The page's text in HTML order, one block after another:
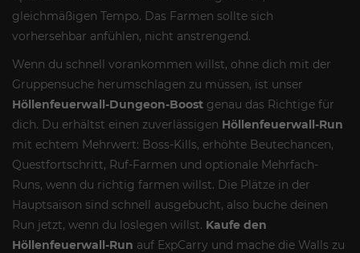
gleichmäßigen Tempo. Das Farmen sollte sich
vorhersehbar anfühlen, nicht anstrengend.
Wenn du schnell vorankommen willst, ohne dich mit der
Gruppensuche herumschlagen zu müssen, ist unser
Höllenfeuerwall-Dungeon-Boost genau das Richtige für
dich. Du erhältst einen zuverlässigen Höllenfeuerwall-Run
mit echtem Mehrwert: Boss-Kills, erhöhte Beutechancen,
Questfortschritt, Ruf-Farmen und optionale Mehrfach-
Runs, wenn du richtig farmen willst. Die Plätze in der
Hauptsaison sind schnell ausgebucht, also buche deinen
Run jetzt, wenn du loslegen willst. Kaufe den
Höllenfeuerwall-Run auf ExpCarry und mache die Walls zu